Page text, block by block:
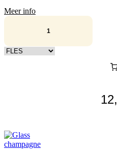
Meer info
Kies verpakking
12,